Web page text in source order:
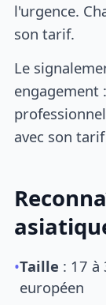
l'urgence.
son tarif.
Le
engagement
avec son
•Taille : 17 à
européen